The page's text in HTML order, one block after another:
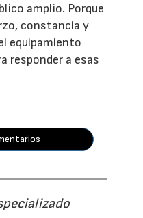
amplio. Porque
constancia y
equipamiento
responder a esas